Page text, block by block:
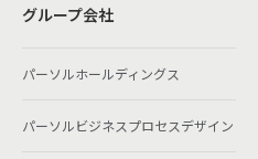
グループ会社
パーソルホールディングス
パーソルビジネスプロセスデザイン